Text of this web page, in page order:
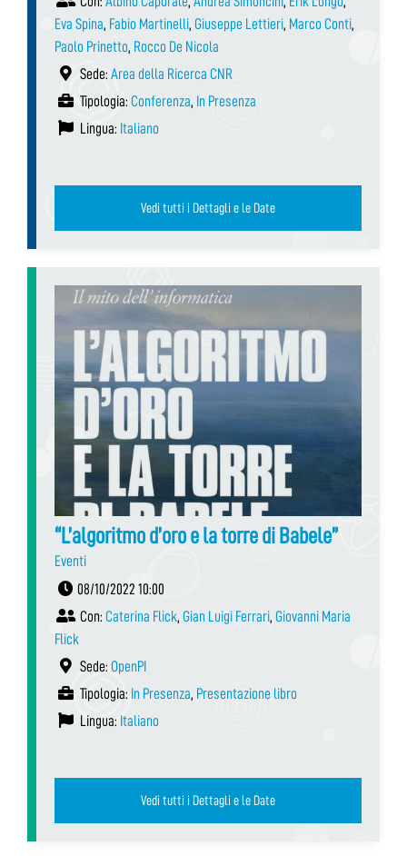
Eva Spina, Fabio Martinelli, Giuseppe Lettieri, Marco Conti,
Paolo Prinetto, Rocco De Nicola
Sede: Area della Ricerca CNR
Tipologia: Conferenza, In Presenza
Lingua: Italiano
Vedi tutti i Dettagli e le Date
“L’algoritmo d’oro e la torre di Babele”
Eventi
08/10/2022 10:00
Con: Caterina Flick, Gian Luigi Ferrari, Giovanni Maria
Flick
Sede: OpenPI
Tipologia: In Presenza, Presentazione libro
Lingua: Italiano
Vedi tutti i Dettagli e le Date